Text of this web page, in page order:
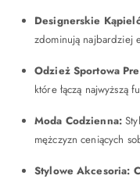
Designerskie
zdominują najbardziej
Odzież Sportowa
które łączą najwyższą
Moda Codzienna:
mężczyzn ceniących
Stylowe Akcesoria: